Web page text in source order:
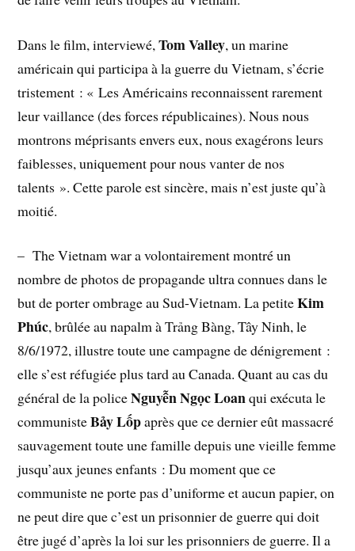
Dans le film, interviewé, Tom Valley, un marine
américain qui participa à la guerre du Vietnam, s’écrie
tristement : « Les Américains reconnaissent rarement
leur vaillance (des forces républicaines). Nous nous
montrons méprisants envers eux, nous exagérons leurs
faiblesses, uniquement pour nous vanter de nos
talents ». Cette parole est sincère, mais n’est juste qu’à
moitié.
– The Vietnam war a volontairement montré un
nombre de photos de propagande ultra connues dans le
but de porter ombrage au Sud-Vietnam. La petiteKim
Phúc, brûlée au napalm à Trảng Bàng, Tây Ninh, le
8/6/1972, illustre toute une campagnede dénigrement :
elle s’est réfugiée plus tard au Canada. Quant au cas du
général de la policeNguyễn Ngọc Loanqui exécuta le
communisteBảy Lốpaprès que ce dernier eût massacré
sauvagement toute une famille depuis une vieille femme
jusqu’aux jeunes enfants : Du moment que ce
communiste ne porte pas d’uniforme et aucun papier, on
ne peut dire que c’est un prisonnier de guerre qui doit
être jugé d’après la loi sur les prisonniers de guerre. Il a